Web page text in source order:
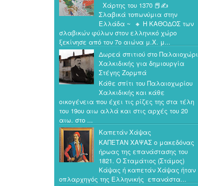
Χάρτης του 1370 📕✍️
Σλαβικά τοπωνύμια στην
Ελλάδα ~ 🔸 Η ΚΑΘΟΔΟΣ των
σλαβικών φύλων στον ελληνικό χώρο
ξεκίνησε από τον 7ο αιώνα μ.Χ. μ...
Δωρεά σπιτιού στο Παλαιοχώρι
Χαλκιδικής για δημιουργία
Στέγης Ζορμπά
Κάθε σπίτι του Παλαιοχωρίου
Χαλκιδικής και κάθε
οικογένεια που έχει τις ρίζες της στα τέλη
του 19ου αιω αλλά και στις αρχές του 20
αιω. στο ...
Καπετάν Χάψας
ΚΑΠΕΤΑΝ ΧΑΨΑΣ ο μακεδόνας
ήρωας της επανάστασης του
1821. Ο Σταμάτιος (Στάμος)
Κάψας ή καπετάν Χάψας ήταν
οπλαρχηγός της Ελληνικής επανάστα...